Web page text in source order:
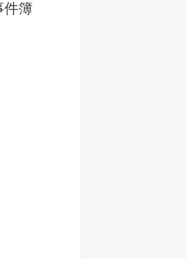
件簿